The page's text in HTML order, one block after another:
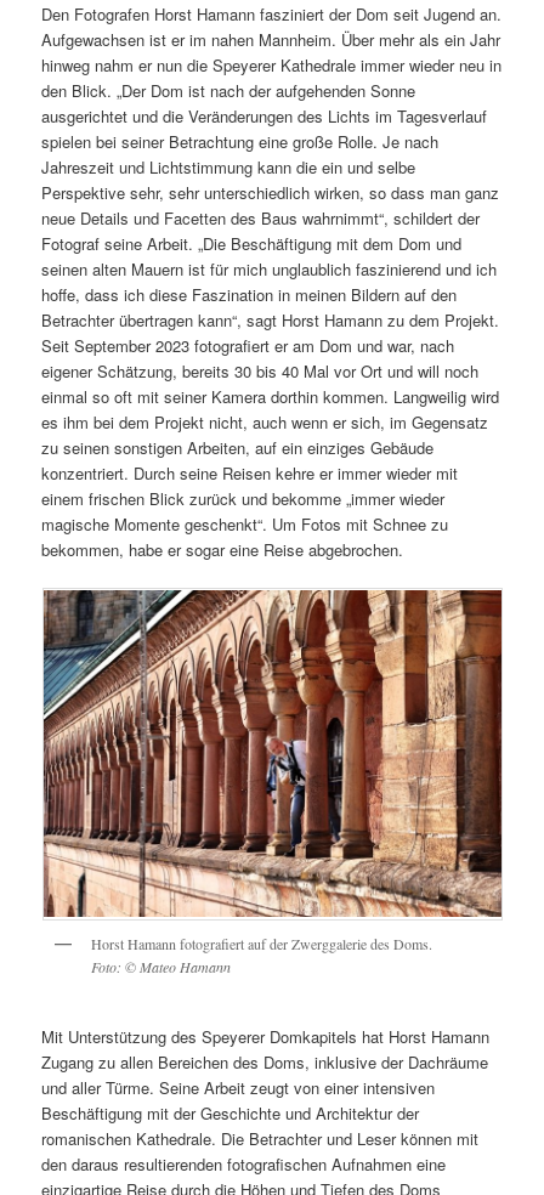
Den Fotografen Horst Hamann fasziniert der Dom seit Jugend an.
Aufgewachsen ist er im nahen Mannheim. Über mehr als ein Jahr
hinweg nahm er nun die Speyerer Kathedrale immer wieder neu in
den Blick. „Der Dom ist nach der aufgehenden Sonne
ausgerichtet und die Veränderungen des Lichts im Tagesverlauf
spielen bei seiner Betrachtung eine große Rolle. Je nach
Jahreszeit und Lichtstimmung kann die ein und selbe
Perspektive sehr, sehr unterschiedlich wirken, so dass man ganz
neue Details und Facetten des Baus wahrnimmt“, schildert der
Fotograf seine Arbeit. „Die Beschäftigung mit dem Dom und
seinen alten Mauern ist für mich unglaublich faszinierend und ich
hoffe, dass ich diese Faszination in meinen Bildern auf den
Betrachter übertragen kann“, sagt Horst Hamann zu dem Projekt.
Seit September 2023 fotografiert er am Dom und war, nach
eigener Schätzung, bereits 30 bis 40 Mal vor Ort und will noch
einmal so oft mit seiner Kamera dorthin kommen. Langweilig wird
es ihm bei dem Projekt nicht, auch wenn er sich, im Gegensatz
zu seinen sonstigen Arbeiten, auf ein einziges Gebäude
konzentriert. Durch seine Reisen kehre er immer wieder mit
einem frischen Blick zurück und bekomme „immer wieder
magische Momente geschenkt“. Um Fotos mit Schnee zu
bekommen, habe er sogar eine Reise abgebrochen.
Horst Hamann fotografiert auf der Zwerggalerie des Doms.
Foto: © Mateo Hamann
Mit Unterstützung des Speyerer Domkapitels hat Horst Hamann
Zugang zu allen Bereichen des Doms, inklusive der Dachräume
und aller Türme. Seine Arbeit zeugt von einer intensiven
Beschäftigung mit der Geschichte und Architektur der
romanischen Kathedrale. Die Betrachter und Leser können mit
den daraus resultierenden fotografischen Aufnahmen eine
einzigartige Reise durch die Höhen und Tiefen des Doms